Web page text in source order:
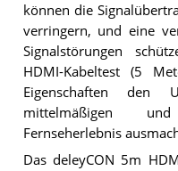
können die
verringern, und eine
Signalstörungen
HDMI-Kabeltest (5
Eigenschaften den
mittelmäßigen
Fernseherlebnis
Das deleyCON 5m